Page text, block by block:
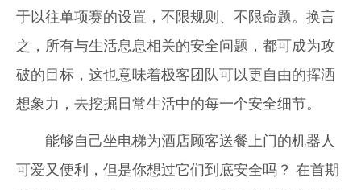
于以往单项赛的设置，不限规则、不限命题。换言
之，所有与生活息息相关的安全问题，都可成为攻
破的目标，这也意味着极客团队可以更自由的挥洒
想象力，去挖掘日常生活中的每一个安全细节。
能够自己坐电梯为酒店顾客送餐上门的机器人
可爱又便利，但是你想过它们到底安全吗？ 在首期